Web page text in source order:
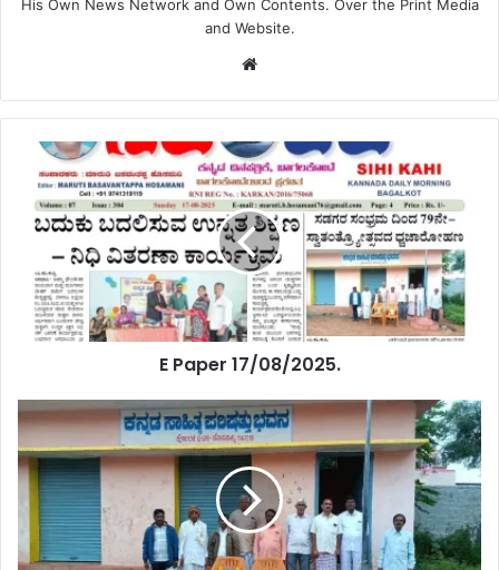
His Own News Network and Own Contents. Over the Print Media
and Website.
Website
E Paper 17/08/2025.